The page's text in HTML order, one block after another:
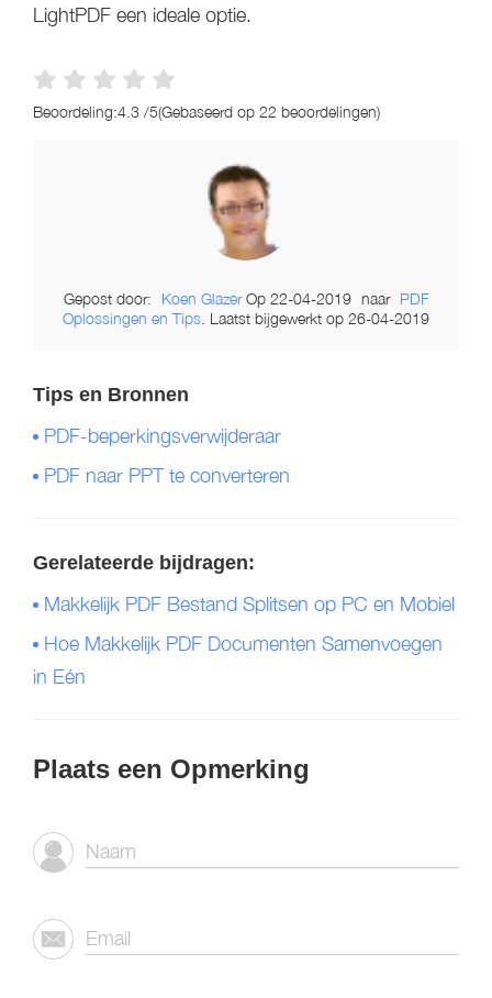
LightPDF een ideale optie.
Beoordeling:4.3 /5(Gebaseerd op 22 beoordelingen)
Gepost door: Koen GlazerOp 22-04-2019 naar PDF
Oplossingen en Tips . Laatst bijgewerkt op 26-04-2019
Tips en Bronnen
PDF-beperkingsverwijderaar
PDF naar PPT te converteren
Gerelateerde bijdragen:
Makkelijk PDF Bestand Splitsen op PC en Mobiel
Hoe Makkelijk PDF Documenten Samenvoegen
in Eén
Plaats een Opmerking